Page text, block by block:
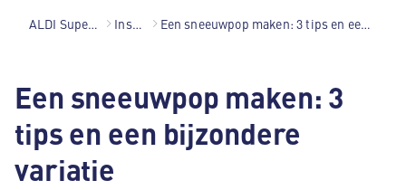
ALDI Supermarkten Inspiratie Een sneeuwpop maken: 3 tips en een bijzondere variatie
Een sneeuwpop maken: 3
tips en een bijzondere
variatie